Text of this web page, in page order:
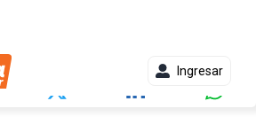
Ingresar